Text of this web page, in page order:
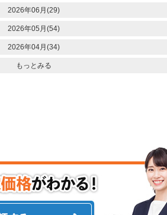
2026年06月(29)
2026年05月(54)
2026年04月(34)
もっとみる